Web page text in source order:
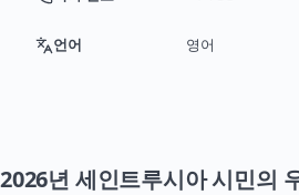
언어 영어
2026년 세인트루시아 시민의